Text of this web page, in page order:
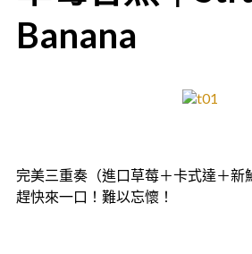
Banana
完美三重奏（進口草莓＋卡式達＋新
趕快來一口！難以忘懷！